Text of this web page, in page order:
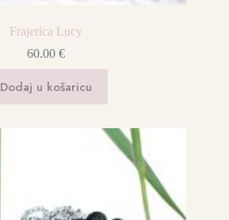
Frajerica Lucy
60.00€
Dodaj u košaricu